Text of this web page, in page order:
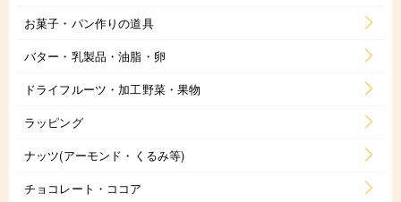
お菓子・パン作りの道具
バター・乳製品・油脂・卵
ドライフルーツ・加工野菜・果物
ラッピング
ナッツ(アーモンド・くるみ等)
チョコレート・ココア